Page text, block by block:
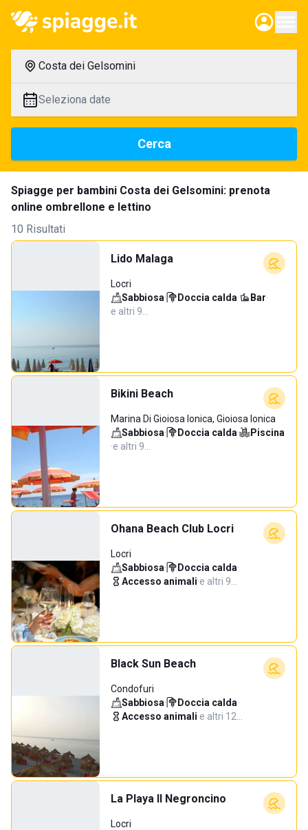
Costa dei Gelsomini
Seleziona date
Cerca
Spiagge per bambini Costa dei Gelsomini: prenota
online ombrellone e lettino
10 Risultati
Lido Malaga
Locri
Sabbiosa· Doccia calda· Bar·
e altri 9…
Bikini Beach
Marina Di Gioiosa Ionica, Gioiosa Ionica
Sabbiosa· Doccia calda·
Piscina
·e altri 9…
Ohana Beach Club Locri
Locri
Sabbiosa· Doccia calda·
Accesso animali·e altri 9…
Black Sun Beach
Condofuri
Sabbiosa· Doccia calda·
Accesso animali·e altri 12…
La Playa Il Negroncino
Locri